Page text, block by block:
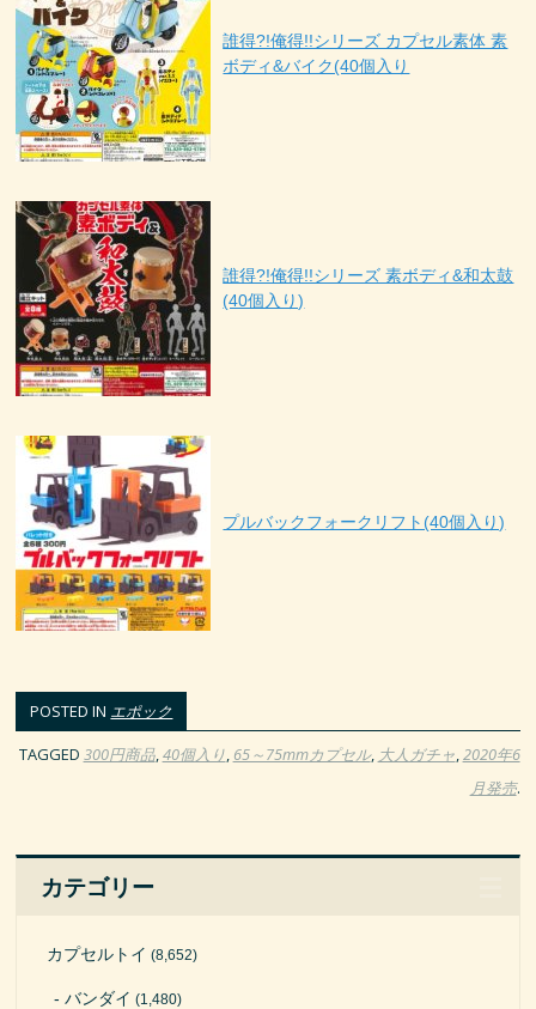
誰得?!俺得!!シリーズ カプセル素体 素
ボディ&バイク(40個入り
誰得?!俺得!!シリーズ 素ボディ&和太鼓
(40個入り)
プルバックフォークリフト(40個入り)
POSTED IN エポック
TAGGED 300円商品, 40個入り 65～75mmカプセル, 大人ガチャ 2020年6
月発売.
カテゴリー
カプセルトイ (8,652)
バンダイ (1,480)